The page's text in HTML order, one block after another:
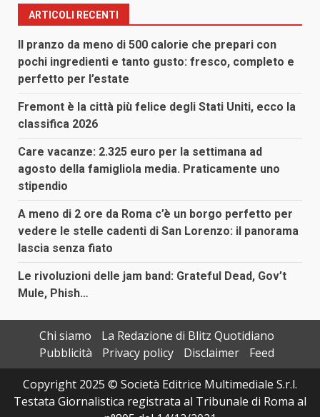
ARTICOLI RECENTI
Il pranzo da meno di 500 calorie che prepari con
pochi ingredienti e tanto gusto: fresco, completo e
perfetto per l’estate
Fremont è la città più felice degli Stati Uniti, ecco la
classifica 2026
Care vacanze: 2.325 euro per la settimana ad
agosto della famigliola media. Praticamente uno
stipendio
A meno di 2 ore da Roma c’è un borgo perfetto per
vedere le stelle cadenti di San Lorenzo: il panorama
lascia senza fiato
Le rivoluzioni delle jam band: Grateful Dead, Gov’t
Mule, Phish…
Chi siamo
La Redazione di Blitz Quotidiano
Pubblicità
Privacy policy Disclaimer
Feed
Copyright 2025 © Società Editrice Multimediale S.r.l.
Testata Giornalistica registrata al Tribunale di Roma al